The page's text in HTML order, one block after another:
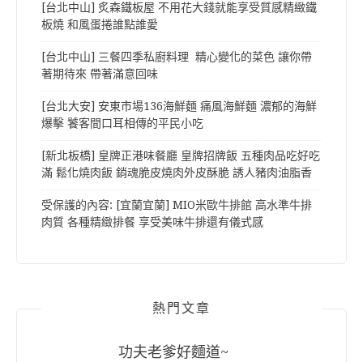
[台北中山] 炙森鐵板屋 不用花大錢就能享受質感精緻鐵
板燒 和風蛋捲誰點誰愛
[台北中山] 三餐四季私廚料理 精心變化的菜色 讓你帶
著期待來 帶著滿意回味
[台北大安] 安東市場136海鮮麵 痛風海鮮麵 濃郁的海鮮
爆擊 饕客間口耳相傳的平民小吃
[新北板橋] 皇牌正港味餐廳 皇牌招牌飯 五種肉品吃好吃
滿 鬆化燒肉飯 銷魂脆皮燒肉外皮酥脆 誘人豬肉油脂香
受保護的內容: [宜蘭宜蘭] MIO米歐牛排館 高水準牛排
肉質 各種精緻排餐 享受美味牛排還有儀式感
熱門文章
功夫老爹好麵道~